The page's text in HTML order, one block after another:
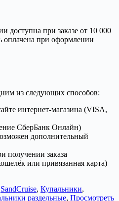
доступна при заказе от 10 000
оплачена при оформлении
из следующих способов:
интернет-магазина (VISA,
СберБанк Онлайн)
дополнительный
получении заказа
или привязанная карта)
SandCruise, Купальники,
раздельные, Просмотреть